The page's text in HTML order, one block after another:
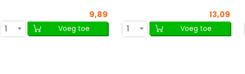
9,89
1
Voeg toe
13,09
1
Voeg toe